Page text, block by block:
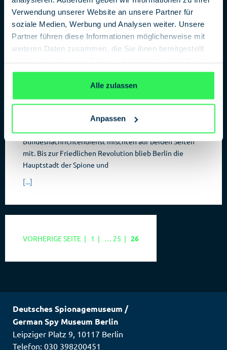
Verwendung unserer Website an unsere Partner für
soziale Medien, Werbung und Analysen weiter. Unsere
Partner führen diese Informationen möglicherweise mit
weiteren Daten zusammen, die Sie ihnen bereitgestellt
gesammelt haben.Datenschutzerklärung
Alle zulassen
Anpassen
EVENT DATE: 26.09.2016 18:30–20:00
Fast ein halbes Jahrhundert verlief die heiﬂeste Front im
lieferten sich die Geheimdienste von Nato und
Warschauer Pakt ein fortwährendes Duell im Dunkeln.
Bundesnachrichtendienst mischten auf beiden Seiten
mit. Bis zur Friedlichen Revolution blieb Berlin die
Hauptstadt der Spione und
[...]
VORHERIGE SEITE | SEITE
1 | … SEITE
25 | SEITE
26
Deutsches Spionagemuseum /
German Spy Museum Berlin
Leipziger Platz 9 10117 Berlin
Telefon: 030 398200451